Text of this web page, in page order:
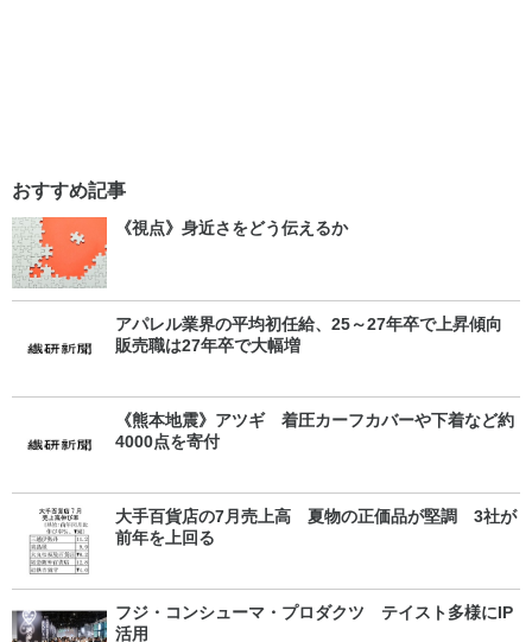
おすすめ記事
《視点》身近さをどう伝えるか
アパレル業界の平均初任給、25～27年卒で上昇傾向
販売職は27年卒で大幅増
《熊本地震》アツギ 着圧カーフカバーや下着など約
4000点を寄付
大手百貨店の7月売上高 夏物の正価品が堅調 3社が
前年を上回る
フジ・コンシューマ・プロダクツ テイスト多様にIP
活用